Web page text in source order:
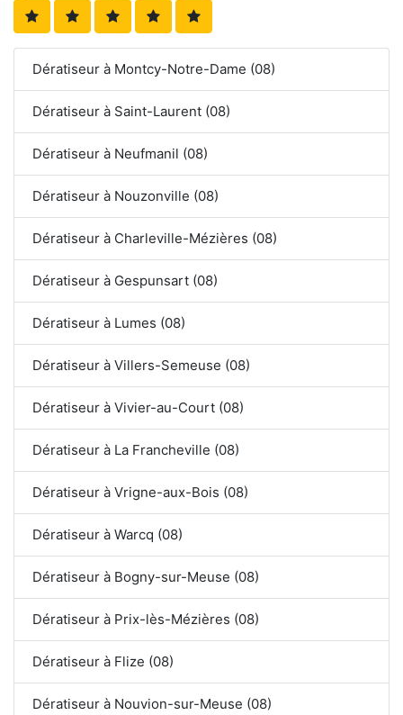
Dératiseur à Montcy-Notre-Dame (08)
Dératiseur à Saint-Laurent (08)
Dératiseur à Neufmanil (08)
Dératiseur à Nouzonville (08)
Dératiseur à Charleville-Mézières (08)
Dératiseur à Gespunsart (08)
Dératiseur à Lumes (08)
Dératiseur à Villers-Semeuse (08)
Dératiseur à Vivier-au-Court (08)
Dératiseur à La Francheville (08)
Dératiseur à Vrigne-aux-Bois (08)
Dératiseur à Warcq (08)
Dératiseur à Bogny-sur-Meuse (08)
Dératiseur à Prix-lès-Mézières (08)
Dératiseur à Flize (08)
Dératiseur à Nouvion-sur-Meuse (08)